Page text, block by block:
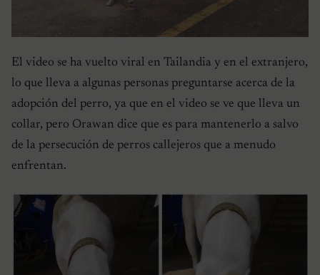
El video se ha vuelto viral en Tailandia y en el extranjero,
lo que lleva a algunas personas preguntarse acerca de la
adopción del perro, ya que en el video se ve que lleva un
collar, pero Orawan dice que es para mantenerlo a salvo
de la persecución de perros callejeros que a menudo
enfrentan.